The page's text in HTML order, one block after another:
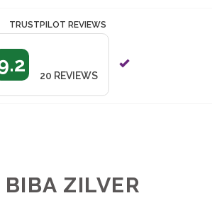
TRUSTPILOT REVIEWS
20 REVIEWS
ZILVER